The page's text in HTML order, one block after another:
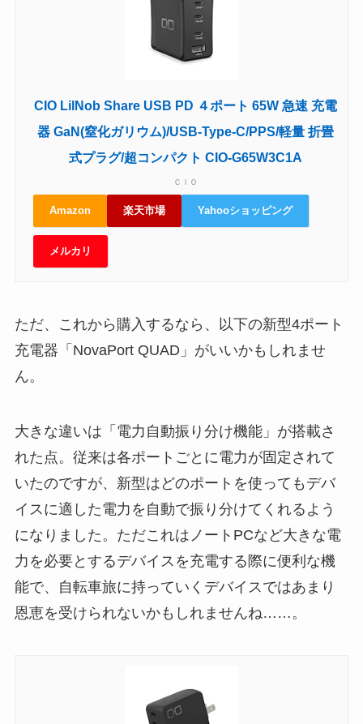
CIO LilNob Share USB PD ４ポート 65W 急速 充電
器 GaN(窒化ガリウム)/USB-Type-C/PPS/軽量 折畳
式プラグ/超コンパクト CIO-G65W3C1A
ＣＩＯ
Amazon 楽天市場 Yahooショッピング
メルカリ
ただ、これから購入するなら、以下の新型4ポート
充電器「NovaPort QUAD」がいいかもしれませ
ん。
大きな違いは「電力自動振り分け機能」が搭載さ
れた点。従来は各ポートごとに電力が固定されて
いたのですが、新型はどのポートを使ってもデバ
イスに適した電力を自動で振り分けてくれるよう
になりました。ただこれはノートPCなど大きな電
力を必要とするデバイスを充電する際に便利な機
能で、自転車旅に持っていくデバイスではあまり
恩恵を受けられないかもしれませんね……。